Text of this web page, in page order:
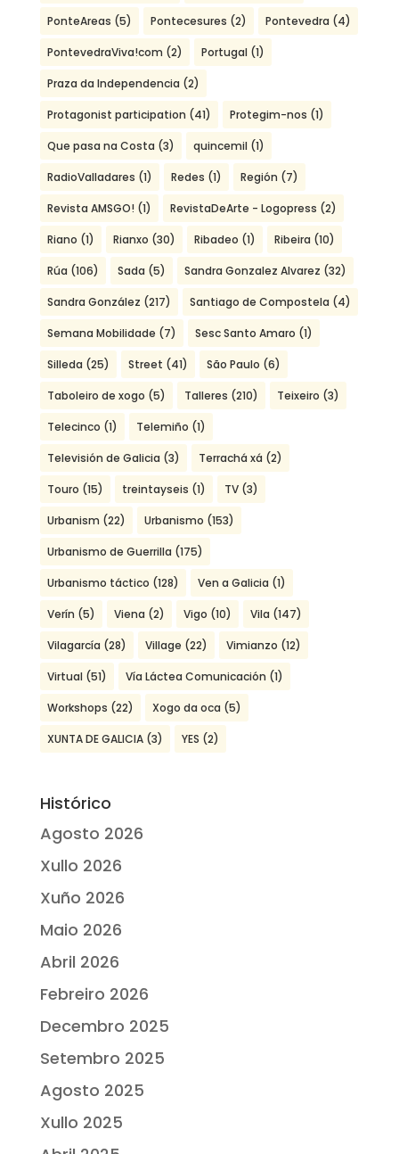
PonteAreas (5) Pontecesures (2) Pontevedra (4)
PontevedraViva!com (2) Portugal (1)
Praza da Independencia (2)
Protagonist participation (41) Protegim-nos (1)
Que pasa na Costa (3) quincemil (1)
RadioValladares (1) Redes (1) Región (7)
Revista AMSGO! (1) RevistaDeArte - Logopress (2)
Riano (1) Rianxo (30) Ribadeo (1) Ribeira (10)
Rúa (106) Sada (5) Sandra Gonzalez Alvarez (32)
Sandra González (217) Santiago de Compostela (4)
Semana Mobilidade (7) Sesc Santo Amaro (1)
Silleda (25) Street (41) São Paulo (6)
Taboleiro de xogo (5) Talleres (210) Teixeiro (3)
Telecinco (1) Telemiño (1)
Televisión de Galicia (3) Terrachá xá (2)
Touro (15) treintayseis (1) TV(3)
Urbanism (22) Urbanismo (153)
Urbanismo de Guerrilla (175)
Urbanismo táctico (128) Ven a Galicia (1)
Verín (5) Viena (2) Vigo (10) Vila (147)
Vilagarcía (28) Village (22) Vimianzo (12)
Virtual (51) Vía Láctea Comunicación (1)
Workshops (22) Xogo da oca (5)
XUNTA DE GALICIA(3) YES (2)
Histórico
Agosto 2026
Xullo 2026
Xuño 2026
Maio 2026
Abril 2026
Febreiro 2026
Decembro 2025
Setembro 2025
Agosto 2025
Xullo 2025